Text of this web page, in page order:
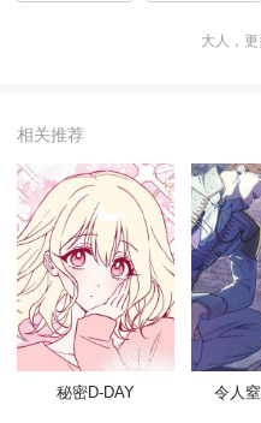
大人，
相关推荐
秘密D-DAY 令人